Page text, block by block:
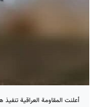
أعلنت المقاومة العراقية تنفيذ